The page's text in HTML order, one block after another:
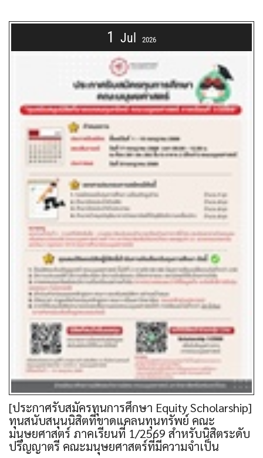
1 Jul 2026
[ประกาศรับสมัครทุนการศึกษา Equity Scholarship]
ทุนสนับสนุนนิสิตที่ขาดแคลนทุนทรัพย์ คณะ
มนุษยศาสตร์ ภาคเรียนที่ 1/2569 สำหรับนิสิตระดับ
ปริญญาตรี คณะมนุษยศาสตร์ที่มีความจำเป็น